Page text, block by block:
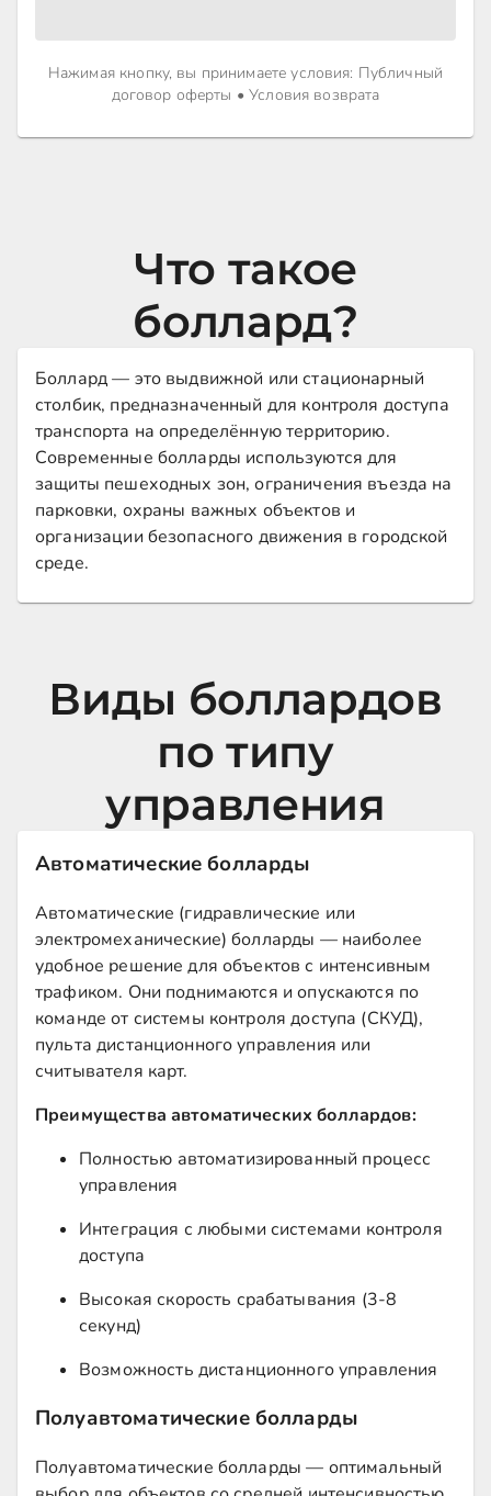
Нажимая кнопку, вы принимаете условия: Публичный
договор оферты •Условия возврата
Что такое
боллард?
Боллард — это выдвижной или стационарный
столбик, предназначенный для контроля доступа
транспорта на определённую территорию.
Современные болларды используются для
защиты пешеходных зон, ограничения въезда на
парковки, охраны важных объектов и
организации безопасного движения в городской
среде.
Виды боллардов
по типу
управления
Автоматические болларды
Автоматические (гидравлические или
электромеханические) болларды — наиболее
удобное решение для объектов с интенсивным
трафиком. Они поднимаются и опускаются по
команде от системы контроля доступа (СКУД),
пульта дистанционного управления или
считывателя карт.
Преимущества автоматических боллардов:
Полностью автоматизированный процесс
управления
Интеграция с любыми системами контроля
доступа
Высокая скорость срабатывания (3-8
секунд)
Возможность дистанционного управления
Полуавтоматические болларды
Полуавтоматические болларды — оптимальный